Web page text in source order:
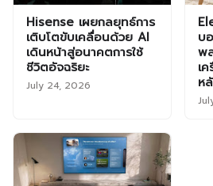
Hisense เผยกลยุทธ์การ
เติบโตขับเคลื่อนด้วย AI
เดินหน้าสู่อนาคตการใช้
ชีวิตอัจฉริยะ
July 24, 2026
บ
พ
เ
ห